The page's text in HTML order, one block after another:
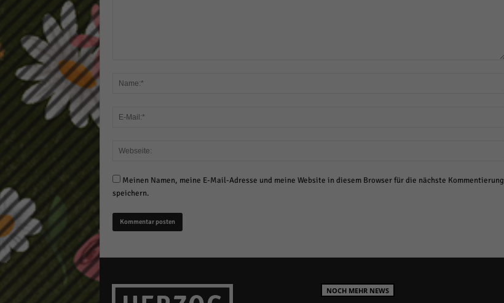
Meinen Namen, meine E-Mail-Adresse und meine Website in diesem Browser für die nächste Kommentierung
speichern.
NOCH MEHR NEWS